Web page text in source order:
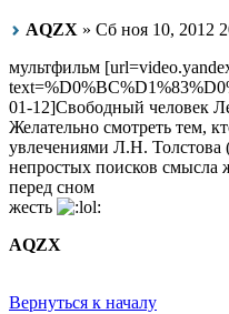
AQZX » Сб ноя 10, 2012
мультфильм
01-12]Свободный человек
Желательно смотреть тем,
увлечениями Л.Н. Толстова
непростых поисков смысла
перед сном
жесть
AQZX
Вернуться к началу